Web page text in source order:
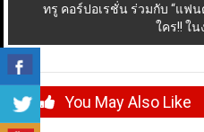
ทรู คอร์ปอเรชั่น ร่วมกับ “แฟ
ใคร!! ใ
You May Also Like